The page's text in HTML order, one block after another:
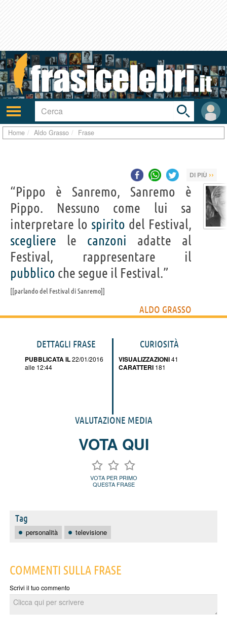
Attiva/disattiva
navigazione
User
area
Toggle
search
bar
Home Aldo Grasso Frase
DI PIÙ ››
“Pippo è Sanremo, Sanremo è
Pippo. Nessuno come lui sa
interpretare lo spirito del Festival,
scegliere le canzoni adatte al
Festival, rappresentare il
pubblico che segue il Festival.”
[parlando del Festival di Sanremo]
ALDO GRASSO
DETTAGLI FRASE
PUBBLICATA IL22/01/2016
alle 12:44
CURIOSITÀ
VISUALIZZAZIONI41
CARATTERI 181
VALUTAZIONE MEDIA
VOTA QUI
VOTA PER PRIMO
QUESTA FRASE
Tag
personalità televisione
COMMENTI SULLA FRASE
Scrivi il tuo commento